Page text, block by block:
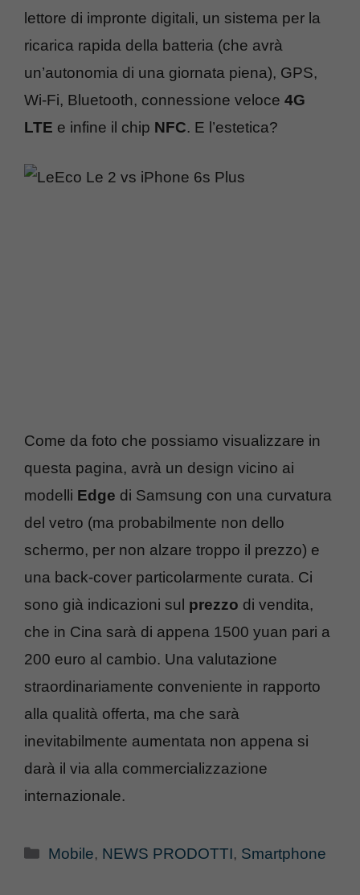
lettore di impronte digitali, un sistema per la
ricarica rapida della batteria (che avrà
un’autonomia di una giornata piena), GPS,
Wi-Fi, Bluetooth, connessione veloce 4G
LTE e infine il chip NFC. E l’estetica?
Come da foto che possiamo visualizzare in
questa pagina, avrà un design vicino ai
modelli Edge di Samsung con una curvatura
del vetro (ma probabilmente non dello
schermo, per non alzare troppo il prezzo) e
una back-cover particolarmente curata. Ci
sono già indicazioni sul prezzo di vendita,
che in Cina sarà di appena 1500 yuan pari a
200 euro al cambio. Una valutazione
straordinariamente conveniente in rapporto
alla qualità offerta, ma che sarà
inevitabilmente aumentata non appena si
darà il via alla commercializzazione
internazionale.
Categorie
Mobile, NEWS PRODOTTI, Smartphone